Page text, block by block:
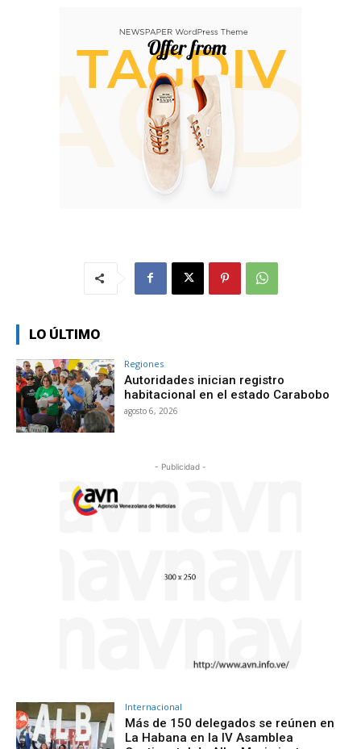
LO ÚLTIMO
Regiones
Autoridades inician registro
habitacional en el estado Carabobo
agosto 6, 2026
- Publicidad -
Internacional
Más de 150 delegados se reúnen en
La Habana en la IV Asamblea